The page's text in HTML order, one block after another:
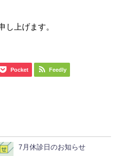
し上げます。
Pocket Feedly
7月休診日のお知らせ